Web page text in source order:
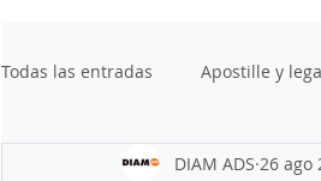
Todas las entradas Apostille y
DEPORTACION DE AEROPUERTO
DIAM ADS 26 ago